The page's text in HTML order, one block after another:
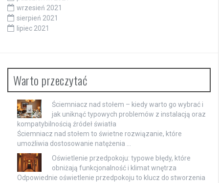
wrzesień 2021
sierpień 2021
lipiec 2021
Warto przeczytać
Ściemniacz nad stołem – kiedy warto go wybrać i
jak uniknąć typowych problemów z instalacją oraz
kompatybilnością źródeł światła
Ściemniacz nad stołem to świetne rozwiązanie, które
umożliwia dostosowanie natężenia …
Oświetlenie przedpokoju: typowe błędy, które
obniżają funkcjonalność i klimat wnętrza
Odpowiednie oświetlenie przedpokoju to klucz do stworzenia